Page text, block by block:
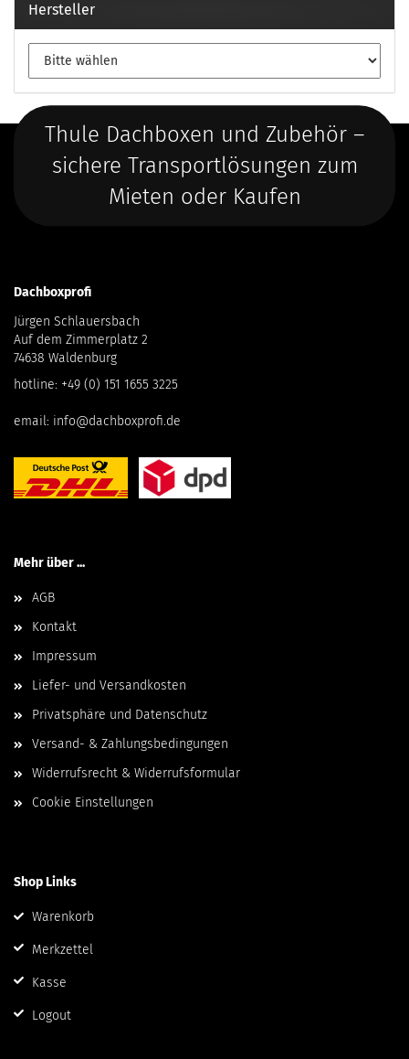
Hersteller
Thule Dachboxen und Zubehör –
sichere Transportlösungen zum
Mieten oder Kaufen
Dachboxprofi
Jürgen Schlauersbach
Auf dem Zimmerplatz 2
74638 Waldenburg
hotline: +49 (0) 151 1655 3225
email: info@dachboxprofi.de
Mehr über ...
AGB
Kontakt
Impressum
Liefer- und Versandkosten
Privatsphäre und Datenschutz
Versand- & Zahlungsbedingungen
Widerrufsrecht & Widerrufsformular
Cookie Einstellungen
Shop Links
Warenkorb
Merkzettel
Kasse
Logout